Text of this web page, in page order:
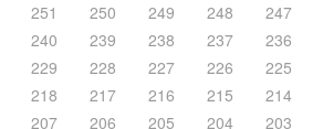
251 250 249 248 247
240 239 238 237 236
229 228 227 226 225
218 217 216 215 214
207 206 205 204 203